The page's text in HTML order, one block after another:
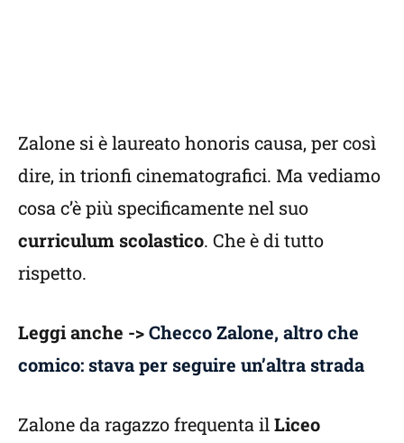
Zalone si è laureato honoris causa, per così
dire, in trionfi cinematografici. Ma vediamo
cosa c’è più specificamente nel suo
curriculum scolastico. Che è di tutto
rispetto.
Leggi anche ->Checco Zalone, altro che
comico: stava per seguire un’altra strada
Zalone da ragazzo frequenta ilLiceo